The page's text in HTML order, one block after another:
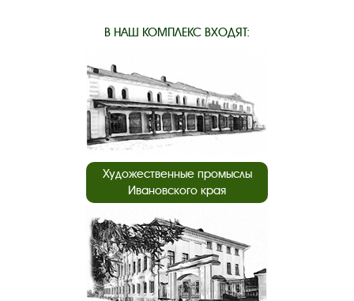
В НАШ КОМПЛЕКС ВХОДЯТ:
Художественные промыслы
Ивановского края